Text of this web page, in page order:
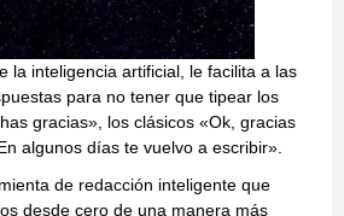
la inteligencia artificial, le facilita a las
para no tener que tipear los
gracias», los clásicos «Ok, gracias
algunos días te vuelvo a escribir».
de redacción inteligente que
desde cero de una manera más